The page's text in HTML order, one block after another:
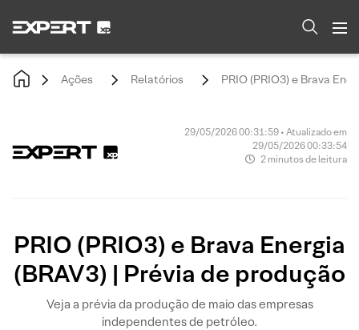
Ações Relatórios PRIO (PRIO3) e Brava
29/05/2026 00:31:59 • Atualizado em
29/05/2026 00:33:54
2 minutos de leitura
PRIO (PRIO3) e Brava Energia
(BRAV3) | Prévia de produção
Veja a prévia da produção de maio das empresas
independentes de petróleo.